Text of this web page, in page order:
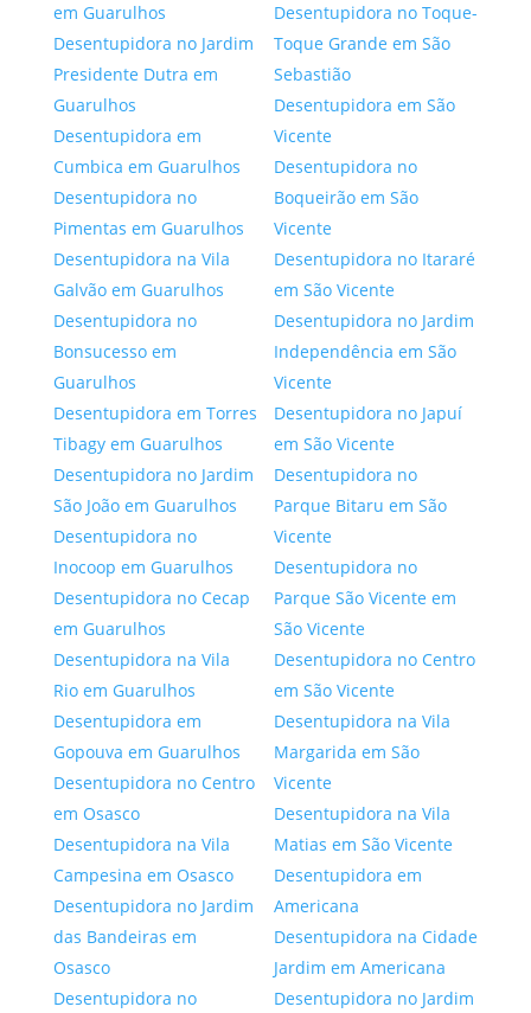
em Guarulhos
Desentupidora no Jardim
Presidente Dutra em
Guarulhos
Desentupidora em
Cumbica em Guarulhos
Desentupidora no
Pimentas em Guarulhos
Desentupidora na Vila
Galvão em Guarulhos
Desentupidora no
Bonsucesso em
Guarulhos
Desentupidora em Torres
Tibagy em Guarulhos
Desentupidora no Jardim
São João em Guarulhos
Desentupidora no
Inocoop em Guarulhos
Desentupidora no Cecap
em Guarulhos
Desentupidora na Vila
Rio em Guarulhos
Desentupidora em
Gopouva em Guarulhos
Desentupidora no Centro
em Osasco
Desentupidora na Vila
Campesina em Osasco
Desentupidora no Jardim
das Bandeiras em
Osasco
Desentupidora no
Desentupidora no Toque-
Toque Grande em São
Sebastião
Desentupidora em São
Vicente
Desentupidora no
Boqueirão em São
Vicente
Desentupidora no Itararé
em São Vicente
Desentupidora no Jardim
Independência em São
Vicente
Desentupidora no Japuí
em São Vicente
Desentupidora no
Parque Bitaru em São
Vicente
Desentupidora no
Parque São Vicente em
São Vicente
Desentupidora no Centro
em São Vicente
Desentupidora na Vila
Margarida em São
Vicente
Desentupidora na Vila
Matias em São Vicente
Desentupidora em
Americana
Desentupidora na Cidade
Jardim em Americana
Desentupidora no Jardim